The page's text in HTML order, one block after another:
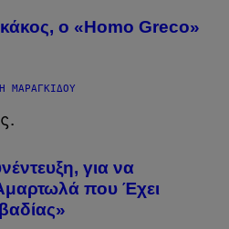
ο «Homo Greco»
ΜΑΡΑΓΚΊΔΟΥ
για να
που Έχει